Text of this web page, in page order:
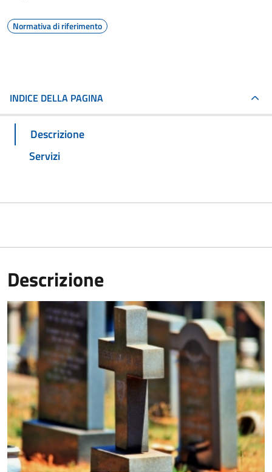
Normativa di riferimento
INDICE DELLA PAGINA
Descrizione
Servizi
Descrizione